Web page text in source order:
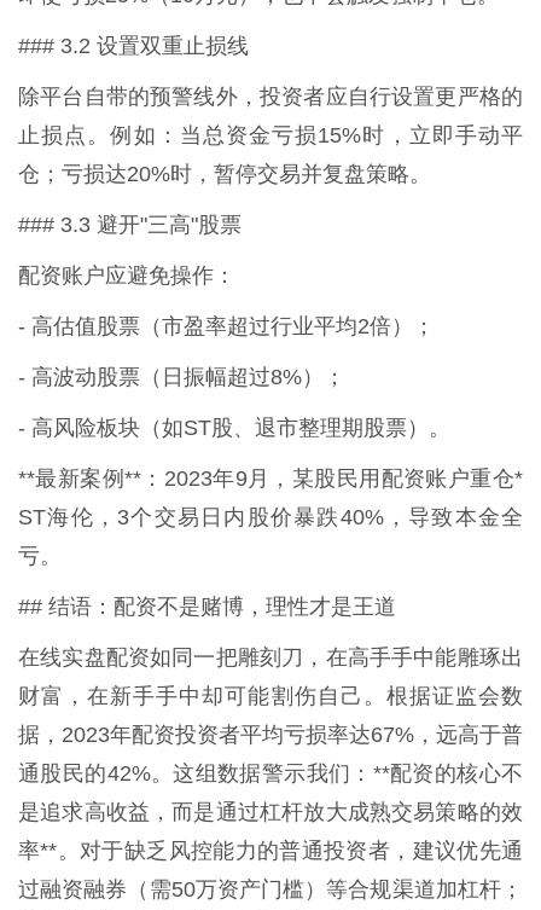
### 3.2 设置双重止损线
除平台自带的预警线外，投资者应自行设置更严格的
止损点。例如：当总资金亏损15%时，立即手动平
仓；亏损达20%时，暂停交易并复盘策略。
### 3.3 避开"三高"股票
配资账户应避免操作：
- 高估值股票（市盈率超过行业平均2倍）；
- 高波动股票（日振幅超过8%）；
- 高风险板块（如ST股、退市整理期股票）。
**最新案例**：2023年9月，某股民用配资账户重仓*
ST海伦，3个交易日内股价暴跌40%，导致本金全
亏。
## 结语：配资不是赌博，理性才是王道
在线实盘配资如同一把雕刻刀，在高手手中能雕琢出
财富，在新手手中却可能割伤自己。根据证监会数
据，2023年配资投资者平均亏损率达67%，远高于普
通股民的42%。这组数据警示我们：**配资的核心不
是追求高收益，而是通过杠杆放大成熟交易策略的效
率**。对于缺乏风控能力的普通投资者，建议优先通
过融资融券（需50万资产门槛）等合规渠道加杠杆；